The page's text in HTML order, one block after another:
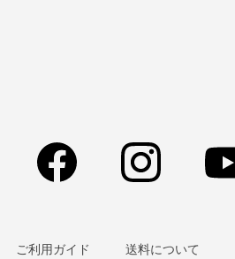
ご利用ガイド 送料について